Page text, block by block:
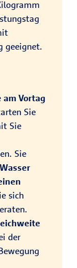
geeignet.
am Vortag
Sie
Sie
Sie
sich
der